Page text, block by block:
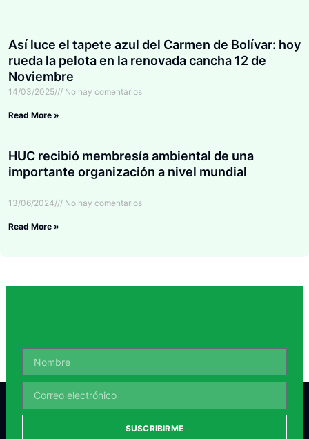
Así luce el tapete azul del Carmen de Bolívar: hoy
rueda la pelota en la renovada cancha 12 de
Noviembre
14/03/2025 No hay comentarios
Read More »
HUC recibió membresía ambiental de una
importante organización a nivel mundial
13/06/2024 No hay comentarios
Read More »
SUSCRIBIRME